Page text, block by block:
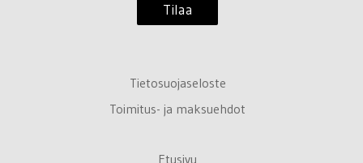
Tilaa
Tietosuojaseloste
Toimitus- ja maksuehdot
Etusivu